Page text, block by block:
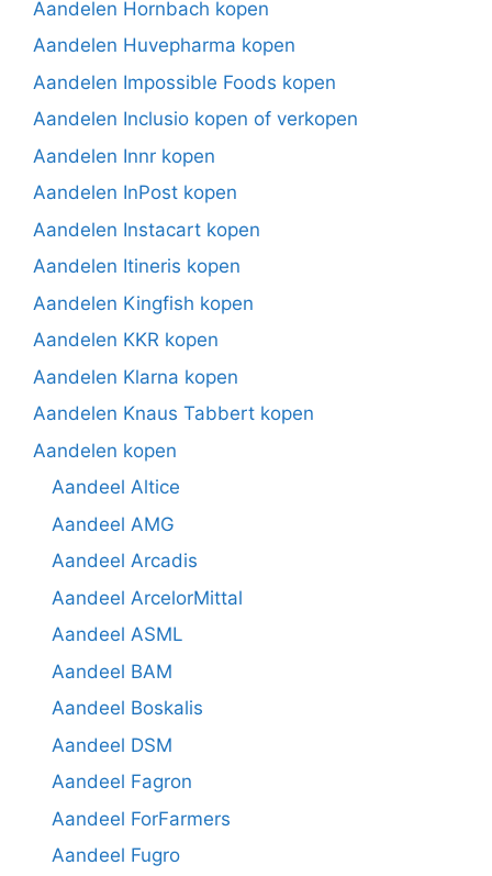
Aandelen Hornbach kopen
Aandelen Huvepharma kopen
Aandelen Impossible Foods kopen
Aandelen Inclusio kopen of verkopen
Aandelen Innr kopen
Aandelen InPost kopen
Aandelen Instacart kopen
Aandelen Itineris kopen
Aandelen Kingfish kopen
Aandelen KKR kopen
Aandelen Klarna kopen
Aandelen Knaus Tabbert kopen
Aandelen kopen
Aandeel Altice
Aandeel AMG
Aandeel Arcadis
Aandeel ArcelorMittal
Aandeel ASML
Aandeel BAM
Aandeel Boskalis
Aandeel DSM
Aandeel Fagron
Aandeel ForFarmers
Aandeel Fugro